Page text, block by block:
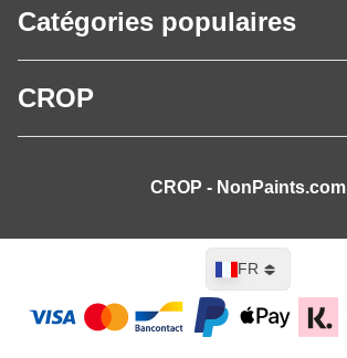
Catégories populaires
CROP
CROP - NonPaints.com
Langue
FR